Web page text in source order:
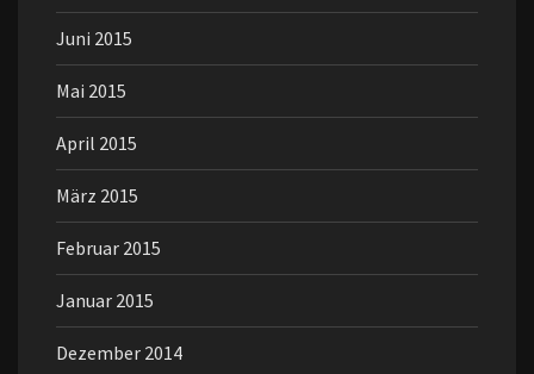
Juni 2015
Mai 2015
April 2015
März 2015
Februar 2015
Januar 2015
Dezember 2014